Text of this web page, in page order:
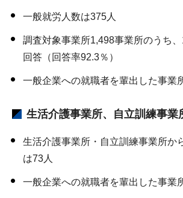
一般就労人数は375人
調査対象事業所1,498事業所のうち
回答（回答率92.3％）
一般企業への就職者を輩出した事業
生活介護事業所、自立訓練事業
生活介護事業所・自立訓練事業所か
は73人
一般企業への就職者を輩出した事業